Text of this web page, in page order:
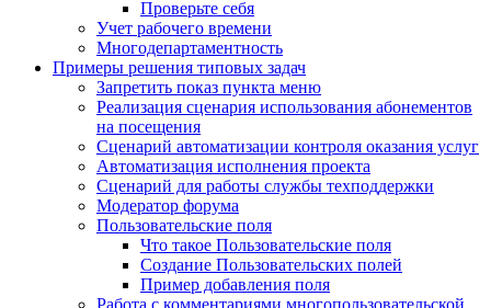
Проверьте себя
Учет рабочего времени
Многодепартаментность
Примеры решения типовых задач
Запретить показ пункта меню
Реализация сценария использования абонементов
на посещения
Сценарий автоматизации контроля оказания услуг
Автоматизация исполнения проекта
Сценарий для работы службы техподдержки
Модератор форума
Пользовательские поля
Что такое Пользовательские поля
Создание Пользовательских полей
Пример добавления поля
Работа с комментариями многопользовательской